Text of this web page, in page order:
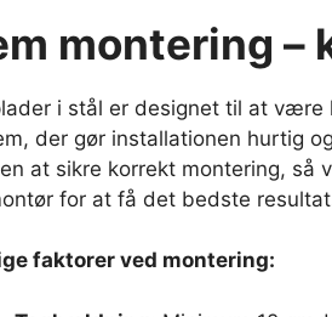
montering –
i stål er designet til at
der gør installationen hurtig
at sikre korrekt montering, så
for at få det bedste
faktorer ved montering: